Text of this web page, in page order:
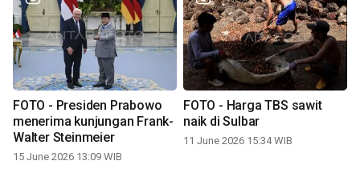
FOTO - Presiden Prabowo
menerima kunjungan Frank-
Walter Steinmeier
15 June 2026 13:09 WIB
FOTO - Harga TBS sawit
naik di Sulbar
11 June 2026 15:34 WIB